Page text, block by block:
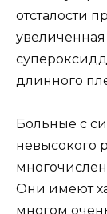
отсталости
длинного
Больные с
невысокого
Они имеют
многом